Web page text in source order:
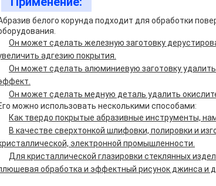
белого корунда подходит для обработки
Он может сделать железную заготовку
адгезию покрытия.
Он может сделать алюминиевую заготовку
Он может сделать медную деталь удалить
можно использовать несколькими способами:
Как твердо покрытые абразивные инструменты,
В качестве сверхтонкой шлифовки, полировки и
электронной промышленности.
Для кристаллической глазировки стеклянных
обработка и эффектный рисунок джинса и